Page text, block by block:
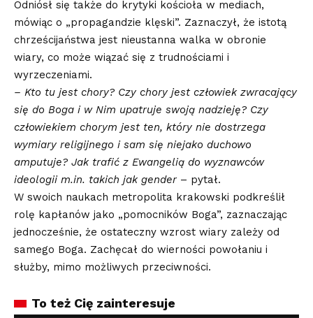
Odniósł się także do krytyki kościoła w mediach,
mówiąc o „propagandzie klęski”. Zaznaczył, że istotą
chrześcijaństwa jest nieustanna walka w obronie
wiary, co może wiązać się z trudnościami i
wyrzeczeniami.
– Kto tu jest chory? Czy chory jest człowiek zwracający
się do Boga i w Nim upatruje swoją nadzieję? Czy
człowiekiem chorym jest ten, który nie dostrzega
wymiary religijnego i sam się niejako duchowo
amputuje? Jak trafić z Ewangelią do wyznawców
ideologii m.in. takich jak gender– pytał.
W swoich naukach metropolita krakowski podkreślił
rolę kapłanów jako „pomocników Boga”, zaznaczając
jednocześnie, że ostateczny wzrost wiary zależy od
samego Boga. Zachęcał do wierności powołaniu i
służby, mimo możliwych przeciwności.
To też Cię zainteresuje